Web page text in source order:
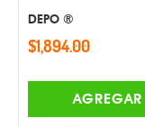
DEPO ®
$1,894.00
AGREGAR